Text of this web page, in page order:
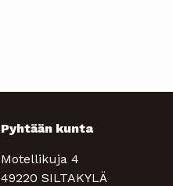
Pyhtään kunta
Motellikuja 4
49220 SILTAKYLÄ